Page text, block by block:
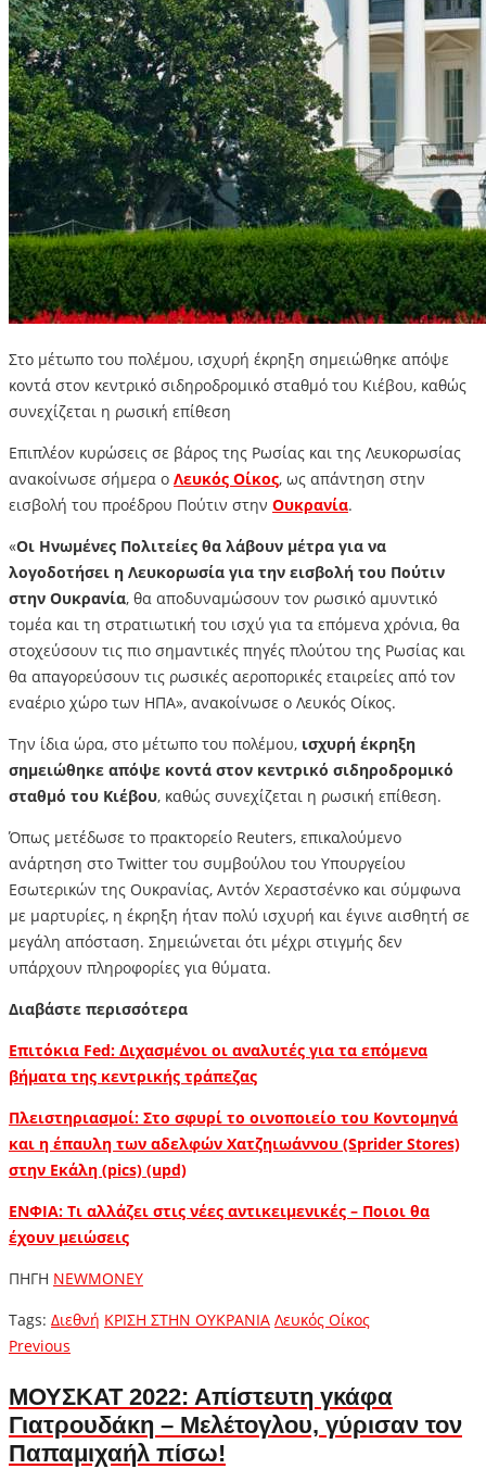
Στο μέτωπο του πολέμου, ισχυρή έκρηξη σημειώθηκε απόψε
κοντά στον κεντρικό σιδηροδρομικό σταθμό του Κιέβου, καθώς
συνεχίζεται η ρωσική επίθεση
Επιπλέον κυρώσεις σε βάρος της Ρωσίας και της Λευκορωσίας
ανακοίνωσε σήμερα ο Λευκός Οίκος, ως απάντηση στην
εισβολή του προέδρου Πούτιν στην Ουκρανία.
«Οι Ηνωμένες Πολιτείες θα λάβουν μέτρα για να
λογοδοτήσει η Λευκορωσία για την εισβολή του Πούτιν
στην Ουκρανία, θα αποδυναμώσουν τον ρωσικό αμυντικό
τομέα και τη στρατιωτική του ισχύ για τα επόμενα χρόνια, θα
στοχεύσουν τις πιο σημαντικές πηγές πλούτου της Ρωσίας και
θα απαγορεύσουν τις ρωσικές αεροπορικές εταιρείες από τον
εναέριο χώρο των ΗΠΑ», ανακοίνωσε ο Λευκός Οίκος.
Την ίδια ώρα, στο μέτωπο του πολέμου, ισχυρή έκρηξη
σημειώθηκε απόψε κοντά στον κεντρικό σιδηροδρομικό
σταθμό του Κιέβου, καθώς συνεχίζεται η ρωσική επίθεση.
Όπως μετέδωσε το πρακτορείο Reuters, επικαλούμενο
ανάρτηση στο Twitter του συμβούλου του Υπουργείου
Εσωτερικών της Ουκρανίας, Αντόν Χεραστσένκο και σύμφωνα
με μαρτυρίες, η έκρηξη ήταν πολύ ισχυρή και έγινε αισθητή σε
μεγάλη απόσταση. Σημειώνεται ότι μέχρι στιγμής δεν
υπάρχουν πληροφορίες για θύματα.
Διαβάστε περισσότερα
Επιτόκια Fed: Διχασμένοι οι αναλυτές για τα επόμενα
βήματα της κεντρικής τράπεζας
Πλειστηριασμοί: Στο σφυρί το οινοποιείο του Κοντομηνά
και η έπαυλη των αδελφών Χατζηιωάννου (Sprider Stores)
στην Εκάλη (pics) (upd)
ΕΝΦΙΑ: Τι αλλάζει στις νέες αντικειμενικές – Ποιοι θα
έχουν μειώσεις
ΠΗΓΗ NEWMONEY
Tags: Διεθνή ΚΡΙΣΗ ΣΤΗΝ ΟΥΚΡΑΝΙΑ Λευκός Οίκος
Πλοήγηση
άρθρων
Previous
ΜΟΥΣΚΑΤ 2022: Απίστευτη γκάφα
Γιατρουδάκη – Μελέτογλου, γύρισαν τον
Παπαμιχαήλ πίσω!